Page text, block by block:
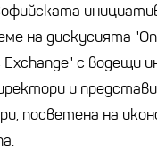
на дискусията
с водещи
и
посветена на